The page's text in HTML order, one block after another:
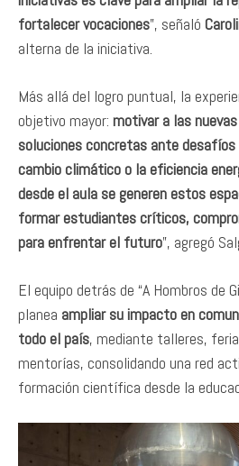
fortalecer vocaciones”, señaló
alterna de la iniciativa.
Más allá del logro puntual, la
objetivo mayor: motivar a las
soluciones concretas ante
cambio climático o la eficiencia
desde el aula se generen estos
formar estudiantes críticos,
para enfrentar el futuro”, agregó
El equipo detrás de “A Hombros de
planea ampliar su impacto en
todo el país, mediante talleres,
mentorías, consolidando una red
formación científica desde la